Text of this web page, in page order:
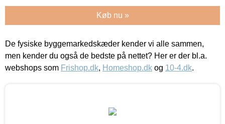
Køb nu »
De fysiske byggemarkedskæder kender vi alle sammen,
men kender du også de bedste på nettet? Her er der bl.a.
webshops som Frishop.dk, Homeshop.dk og 10-4.dk.